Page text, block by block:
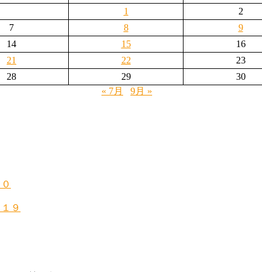
1
2
7 8
9
14 15
16
21 22
23
28 29
30
« 7月
9月 »
９